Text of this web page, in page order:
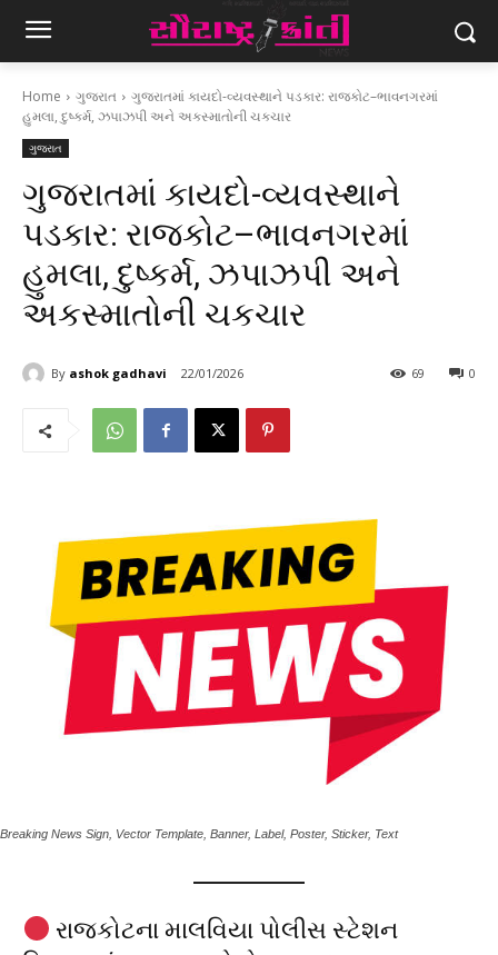
Home ગુજરાત
ગુજરાતમાં કાયદો-વ્યવસ્થાને પડકાર: રાજકોટ–ભાવનગરમાં
હુમલા, દુષ્કર્મ, ઝપાઝપી અને અકસ્માતોની ચકચાર
ગુજરાત
ગુજરાતમાં કાયદો-વ્યવસ્થાને
પડકાર: રાજકોટ–ભાવનગરમાં
હુમલા, દુષ્કર્મ, ઝપાઝપી અને
અકસ્માતોની ચકચાર
By ashok gadhavi 22/01/2026 0
69
Breaking News Sign, Vector Template, Banner, Label, Poster, Sticker, Text
રાજકોટના માલવિયા પોલીસ સ્ટેશન